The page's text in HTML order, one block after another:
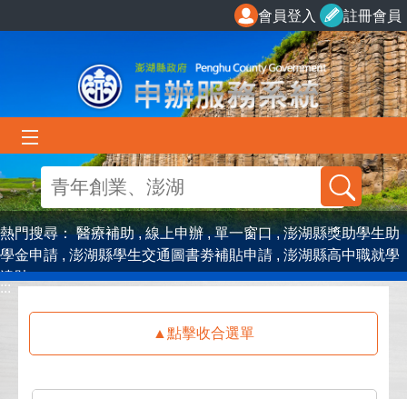
會員登入 註冊會員
熱門搜尋：醫療補助 線上申辦 單一窗口
澎湖縣獎助學生助
學金申請
澎湖縣學生交通圖書劵補貼申請
澎湖縣高中職就學
津貼
:::
點擊收合選單